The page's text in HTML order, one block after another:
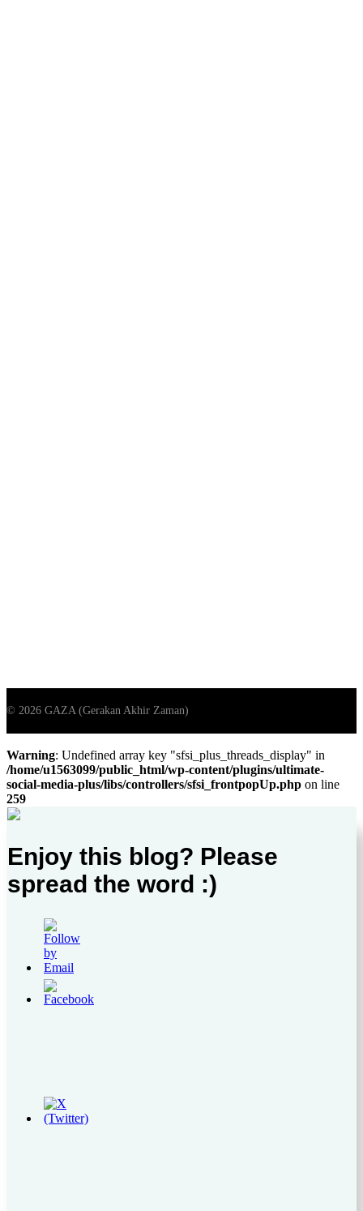
Warning: Undefined array key "sfsi_plus_threads_display" in
/home/u1563099/public_html/wp-content/plugins/ultimate-
social-media-plus/libs/controllers/sfsi_frontpopUp.php on line
259
Enjoy this blog? Please
spread the word :)